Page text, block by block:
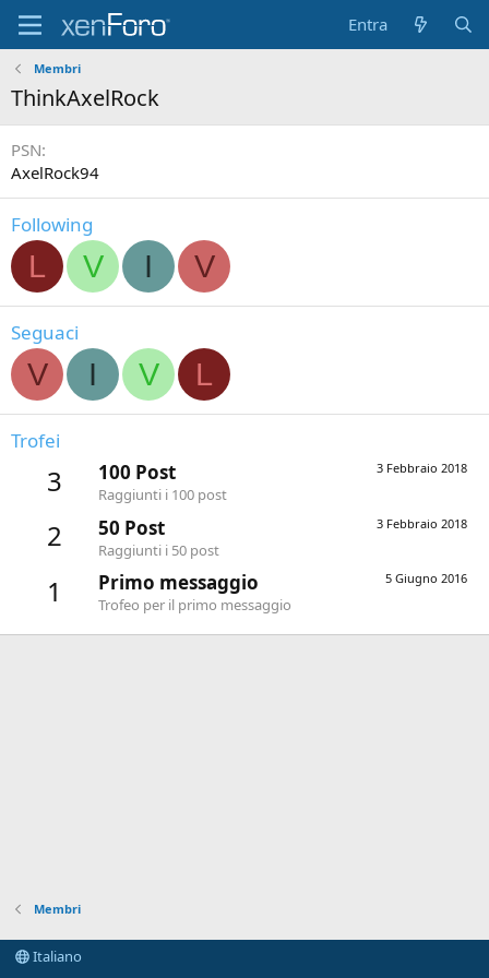
Entra
Membri
ThinkAxelRock
PSN
AxelRock94
Following
L V I V
Seguaci
V I V L
Trofei
3 3 Febbraio 2018
100 Post
Raggiunti i 100 post
2 3 Febbraio 2018
50 Post
Raggiunti i 50 post
1 5 Giugno 2016
Primo messaggio
Trofeo per il primo messaggio
Membri
Italiano